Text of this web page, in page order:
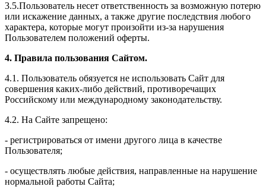
3.5.Пользователь несет ответственность за возможную потерю
или искажение данных, а также другие последствия любого
характера, которые могут произойти из-за нарушения
Пользователем положений оферты.
4. Правила пользования Сайтом.
4.1. Пользователь обязуется не использовать Сайт для
совершения каких-либо действий, противоречащих
Российскому или международному законодательству.
4.2. На Сайте запрещено:
- регистрироваться от имени другого лица в качестве
Пользователя;
- осуществлять любые действия, направленные на нарушение
нормальной работы Сайта;